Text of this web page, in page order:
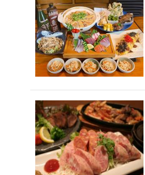
マイク
サ
市立病院前駅
綺麗orお洒落
クラフトビール
壺川駅周辺